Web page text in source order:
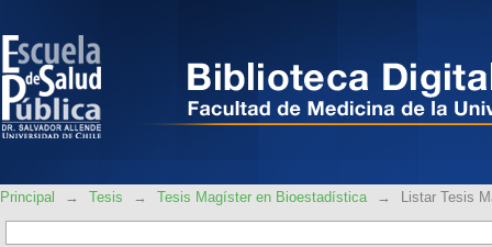
Principal → Tesis → Tesis Magíster en Bioestadística → Listar Tesis